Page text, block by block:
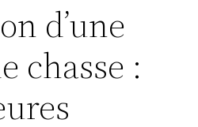
d’une
chasse :